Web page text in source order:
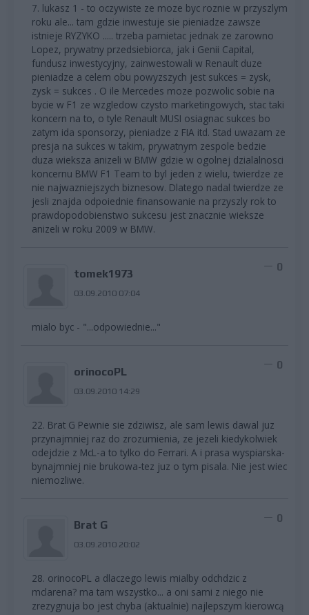
7. lukasz 1 - to oczywiste ze moze byc roznie w przyszlym
roku ale... tam gdzie inwestuje sie pieniadze zawsze
istnieje RYZYKO ..... trzeba pamietac jednak ze zarowno
Lopez, prywatny przedsiebiorca, jak i Genii Capital,
fundusz inwestycyjny, zainwestowali w Renault duze
pieniadze a celem obu powyzszych jest sukces = zysk,
zysk = sukces . O ile Mercedes moze pozwolic sobie na
bycie w F1 ze wzgledow czysto marketingowych, stac taki
koncern na to, o tyle Renault MUSI osiagnac sukces bo
zatym ida sponsorzy, pieniadze z FIA itd. Stad uwazam ze
presja na sukces w takim, prywatnym zespole bedzie
duza wieksza anizeli w BMW gdzie w ogolnej dzialalnosci
koncernu BMW F1 Team to byl jeden z wielu, twierdze ze
nie najwazniejszych biznesow. Dlatego nadal twierdze ze
jesli znajda odpoiednie finansowanie na przyszly rok to
prawdopodobienstwo sukcesu jest znacznie wieksze
anizeli w roku 2009 w BMW.
tomek1973
03.09.2010 07:04
0
mialo byc - "...odpowiednie..."
orinocoPL
03.09.2010 14:29
0
22. Brat G Pewnie sie zdziwisz, ale sam lewis dawal juz
przynajmniej raz do zrozumienia, ze jezeli kiedykolwiek
odejdzie z McL-a to tylko do Ferrari. A i prasa wyspiarska-
bynajmniej nie brukowa-tez juz o tym pisala. Nie jest wiec
niemozliwe.
Brat G
03.09.2010 20:02
0
28. orinocoPL a dlaczego lewis mialby odchdzic z
mclarena? ma tam wszystko... a oni sami z niego nie
zrezygnuja bo jest chyba (aktualnie) najlepszym kierowcą